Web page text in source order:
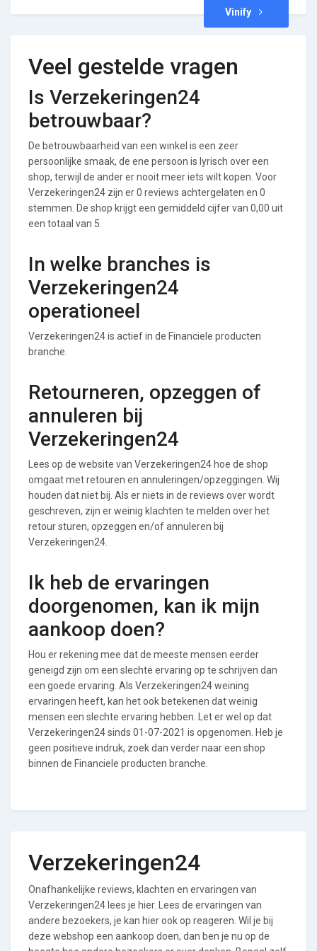
Vinify
Veel gestelde vragen
Is Verzekeringen24
betrouwbaar?
De betrouwbaarheid van een winkel is een zeer
persoonlijke smaak, de ene persoon is lyrisch over een
shop, terwijl de ander er nooit meer iets wilt kopen. Voor
Verzekeringen24 zijn er 0 reviews achtergelaten en 0
stemmen. De shop krijgt een gemiddeld cijfer van 0,00 uit
een totaal van 5.
In welke branches is
Verzekeringen24
operationeel
Verzekeringen24 is actief in de Financiele producten
branche.
Retourneren, opzeggen of
annuleren bij
Verzekeringen24
Lees op de website van Verzekeringen24 hoe de shop
omgaat met retouren en annuleringen/opzeggingen. Wij
houden dat niet bij. Als er niets in de reviews over wordt
geschreven, zijn er weinig klachten te melden over het
retour sturen, opzeggen en/of annuleren bij
Verzekeringen24.
Ik heb de ervaringen
doorgenomen, kan ik mijn
aankoop doen?
Hou er rekening mee dat de meeste mensen eerder
geneigd zijn om een slechte ervaring op te schrijven dan
een goede ervaring. Als Verzekeringen24 weining
ervaringen heeft, kan het ook betekenen dat weinig
mensen een slechte ervaring hebben. Let er wel op dat
Verzekeringen24 sinds 01-07-2021 is opgenomen. Heb je
geen positieve indruk, zoek dan verder naar een shop
binnen de Financiele producten branche.
Verzekeringen24
Onafhankelijke reviews, klachten en ervaringen van
Verzekeringen24 lees je hier. Lees de ervaringen van
andere bezoekers, je kan hier ook op reageren. Wil je bij
deze webshop een aankoop doen, dan ben je nu op de